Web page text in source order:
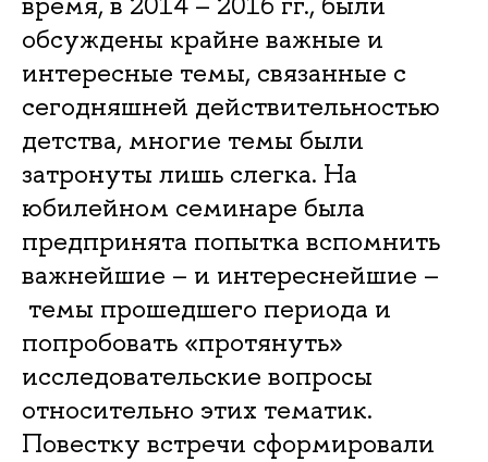
обсуждены крайне важные и
интересные темы, связанные с
сегодняшней действительностью
детства, многие темы были
затронуты лишь слегка. На
юбилейном семинаре была
предпринята попытка вспомнить
важнейшие – и интереснейшие –
темы прошедшего периода и
попробовать «протянуть»
исследовательские вопросы
относительно этих тематик.
Повестку встречи сформировали